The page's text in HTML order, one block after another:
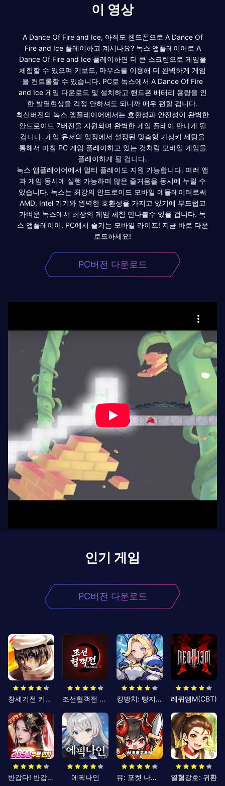
이 영상
A Dance Of Fire and Ice, 아직도 핸드폰으로 A Dance Of
Fire and Ice 플레이하고 계시나요? 녹스 앱플레이어로 A
Dance Of Fire and Ice 플레이하면 더 큰 스크린으로 게임을
체험할 수 있으며 키보드, 마우스를 이용해 더 완벽하게 게임
을 컨트롤할 수 있습니다. PC로 녹스에서 A Dance Of Fire
and Ice 게임 다운로드 및 설치하고 핸드폰 배터리 용량을 인
한 발열현상을 걱정 안하셔도 되니까 매우 편할 겁니다.
최신버전의 녹스 앱플레이어에서는 호환성과 안전성이 완벽한
안드로이드 7버전을 지원되며 완벽한 게임 플레이 만나게 될
겁니다. 게임 유저의 입장에서 설정된 맞춤형 가상키 세팅을
통해서 마침 PC 게임 플레이하고 있는 것처럼 모바일 게임을
플레이하게 될 겁니다.
녹스 앱플레이어에서 멀티 플레이도 지원 가능합니다. 여러 앱
과 게임 동시에 실행 가능하며 많은 즐거움을 동시에 누릴 수
있습니다. 녹스는 최강의 안드로이드 모바일 에뮬레이터로써
AMD, Intel 기기와 완벽한 호환성을 가지고 있기에 부드럽고
가벼운 녹스에서 최상의 게임 체험 만나볼수 있을 겁니다. 녹
스 앱플레이어, PC에서 즐기는 모바일 라이프! 지금 바로 다운
로드하세요!
PC버전 다운로드
인기 게임
PC버전 다운로드
창세기전 키우기 조선협객전 클래식 킹방치: 빵지의 제왕 레퀴엠M(CBT)
반갑다! 반갑삼국지 에픽나인 뮤: 포켓 나이츠 열혈강호: 귀환